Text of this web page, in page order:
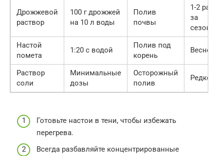
Дрожжевой
раствор
100 г дрожжей
на 10 л воды
Полив
почвы
1-2 раза
за
сезон
Настой
пометa
1:20 с водой
Полив под
корень
Весной
Раствор
соли
Минимальные
дозы
Осторожный
полив
Редко
Готовьте настои в тени, чтобы избежать
перегрева.
Всегда разбавляйте концентрированные